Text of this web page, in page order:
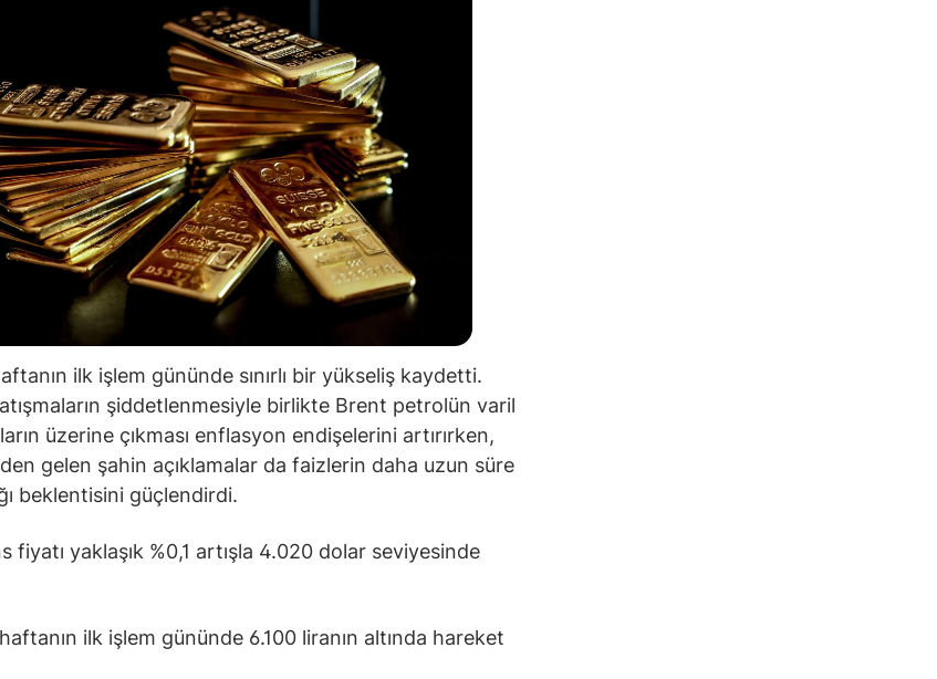
ilk işlem gününde sınırlı bir yükseliş kaydetti.
şiddetlenmesiyle birlikte Brent petrolün varil
üzerine çıkması enflasyon endişelerini artırırken,
gelen şahin açıklamalar da faizlerin daha uzun süre
beklentisini güçlendirdi.
fiyatı yaklaşık %0,1 artışla 4.020 dolar seviyesinde
ilk işlem gününde 6.100 liranın altında hareket